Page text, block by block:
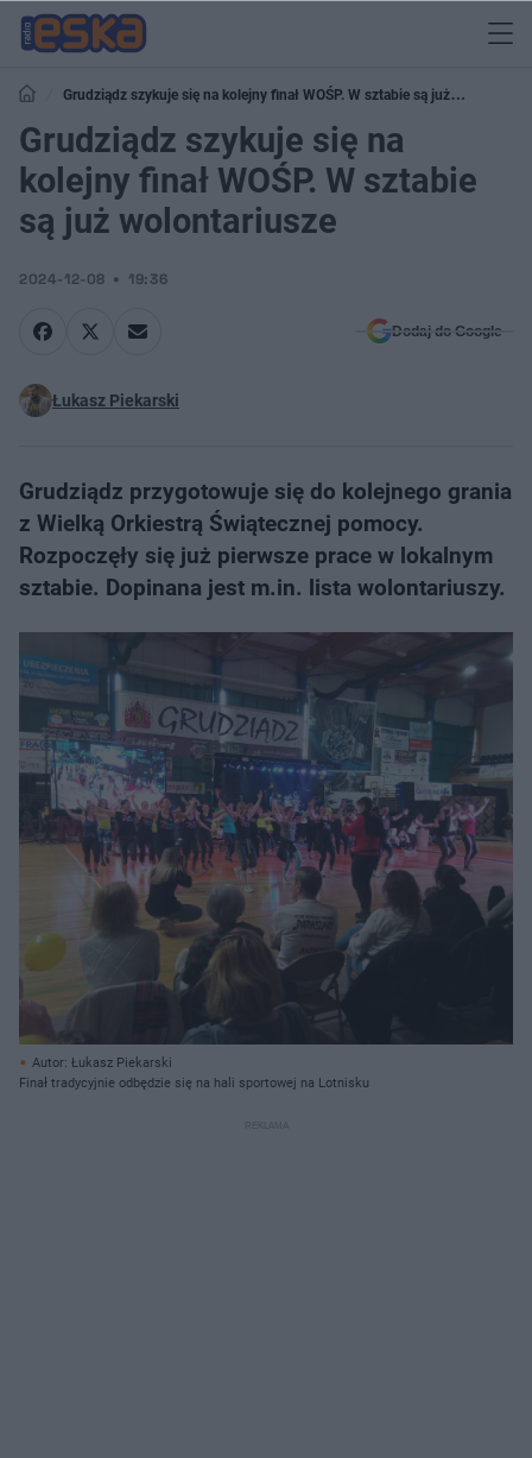
Grudziądz szykuje się na kolejny finał WOŚP. W sztabie są już
wolontariusze
Grudziądz szykuje się na
kolejny finał WOŚP. W sztabie
są już wolontariusze
2024-12-08 19:36
Dodaj do Google
Łukasz Piekarski
Grudziądz przygotowuje się do kolejnego grania
z Wielką Orkiestrą Świątecznej pomocy.
Rozpoczęły się już pierwsze prace w lokalnym
sztabie. Dopinana jest m.in. lista wolontariuszy.
Autor: Łukasz Piekarski
Finał tradycyjnie odbędzie się na hali sportowej na Lotnisku